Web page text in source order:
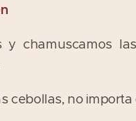
y chamuscamos
cebollas, no